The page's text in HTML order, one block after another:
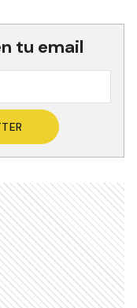
tu email